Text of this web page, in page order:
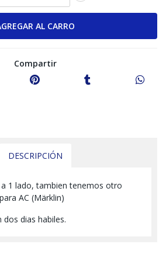
Compartir
DESCRIPCIÓN
1 lado, tambien tenemos otro
AC (Märklin)
dos dias habiles.